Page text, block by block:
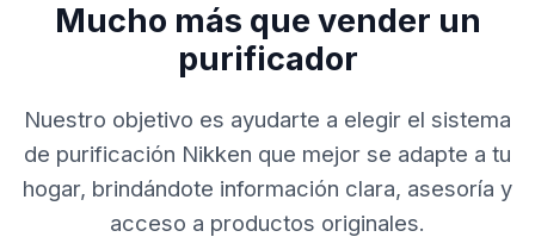
Mucho más que vender un
purificador
Nuestro objetivo es ayudarte a elegir el sistema
de purificación Nikken que mejor se adapte a tu
hogar, brindándote información clara, asesoría y
acceso a productos originales.